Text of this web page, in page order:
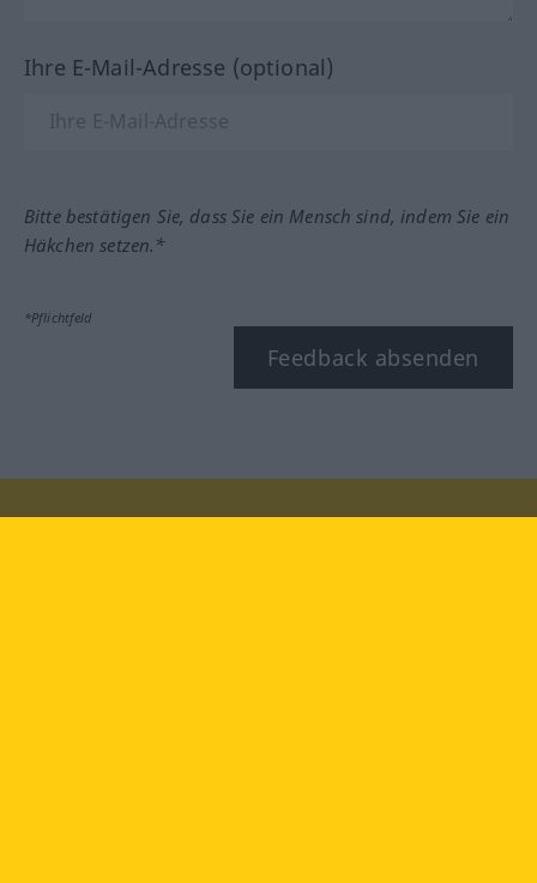
Ihre E-Mail-Adresse (optional)
Bitte bestätigen Sie, dass Sie ein Mensch sind, indem Sie ein
Häkchen setzen.*
*Pflichtfeld
Feedback absenden